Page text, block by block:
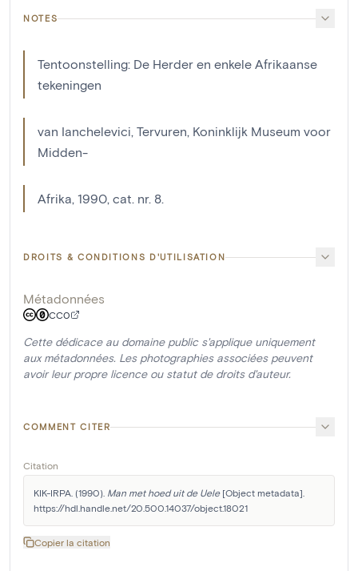
NOTES
Tentoonstelling: De Herder en enkele Afrikaanse
tekeningen
van Ianchelevici, Tervuren, Koninklijk Museum voor
Midden-
Afrika, 1990, cat. nr. 8.
DROITS & CONDITIONS D'UTILISATION
Métadonnées
CC0
Cette dédicace au domaine public s'applique uniquement
aux métadonnées. Les photographies associées peuvent
avoir leur propre licence ou statut de droits d'auteur.
COMMENT CITER
Citation
KIK-IRPA. (1990). Man met hoed uit de Uele [Object metadata].
https://hdl.handle.net/20.500.14037/object.18021
Copier la citation